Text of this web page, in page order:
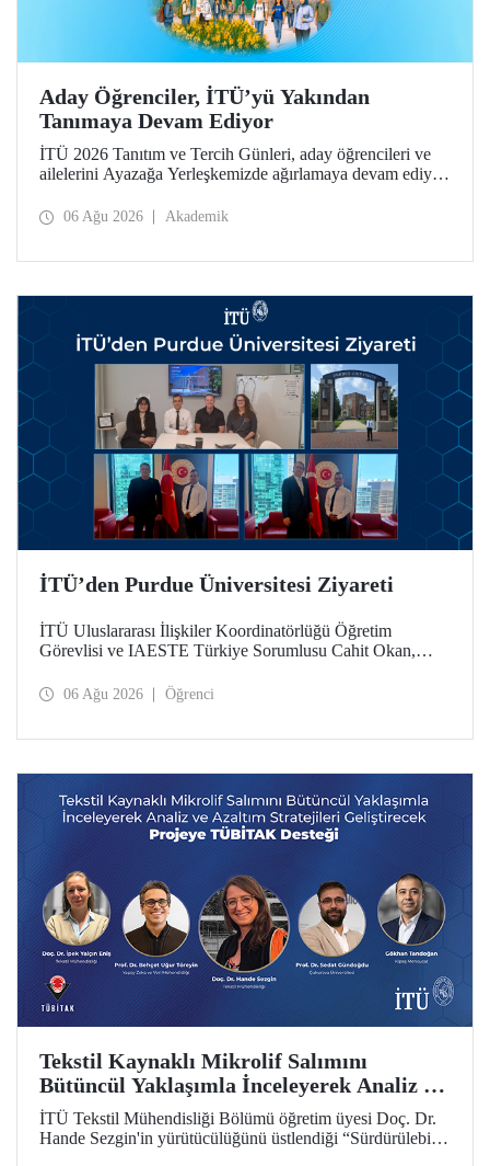
Aday Öğrenciler, İTÜ’yü Yakından
Tanımaya Devam Ediyor
İTÜ 2026 Tanıtım ve Tercih Günleri, aday öğrencileri ve
ailelerini Ayazağa Yerleşkemizde ağırlamaya devam ediyor.
ilgili fakülte ve birimler adaylara bilgi vermeye devam
06 Ağu 2026 Akademik
İTÜ’den Purdue Üniversitesi Ziyareti
İTÜ Uluslararası İlişkiler Koordinatörlüğü Öğretim
Görevlisi ve IAESTE Türkiye Sorumlusu Cahit Okan,
Temmuz tarihlerinde ABD’de dünyanın önde gelen
06 Ağu 2026 Öğrenci
Tekstil Kaynaklı Mikrolif Salımını
Bütüncül Yaklaşımla İnceleyerek Analiz ve
Azaltım Stratejileri Geliştirecek Projeye
TÜBİTAK Desteği
İTÜ Tekstil Mühendisliği Bölümü öğretim üyesi Doç. Dr.
Hande Sezgin'in yürütücülüğünü üstlendiği “Sürdürülebilir